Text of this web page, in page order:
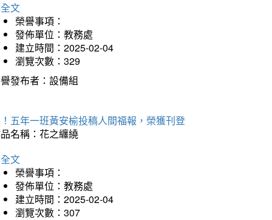
文
榮譽事項：
發佈單位：教務處
建立時間：2025-02-04
瀏覽次數：329
發布者：設備組
五年一班黃安榆投稿人間福報，榮獲刊登
名稱：花之纏繞
文
榮譽事項：
發佈單位：教務處
建立時間：2025-02-04
瀏覽次數：307